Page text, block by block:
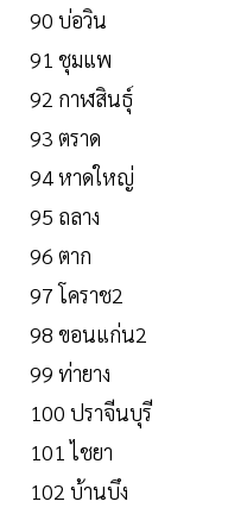
90 บ่อวิน
91 ชุมแพ
92 กาฬสินธุ์
93 ตราด
94 หาดใหญ่
95 ถลาง
96 ตาก
97 โคราช2
98 ขอนแก่น2
99 ท่ายาง
100 ปราจีนบุรี
101 ไชยา
102 บ้านบึง